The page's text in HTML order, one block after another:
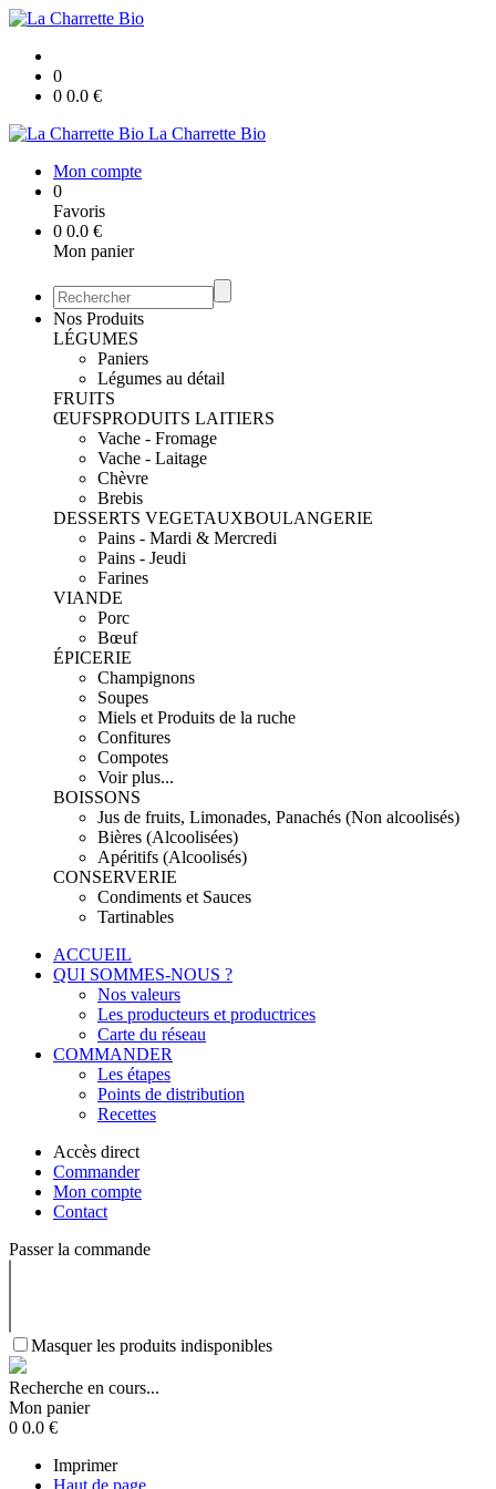
0
0 0.0 €
La Charrette Bio
Mon compte
0
Favoris
0 0.0 €
Mon panier
Nos Produits
LÉGUMES
Paniers
Légumes au détail
FRUITS
ŒUFSPRODUITS LAITIERS
Vache - Fromage
Vache - Laitage
Chèvre
Brebis
DESSERTS VEGETAUXBOULANGERIE
Pains - Mardi & Mercredi
Pains - Jeudi
Farines
VIANDE
Porc
Bœuf
ÉPICERIE
Champignons
Soupes
Miels et Produits de la ruche
Confitures
Compotes
Voir plus...
BOISSONS
Jus de fruits, Limonades, Panachés (Non alcoolisés)
Bières (Alcoolisées)
Apéritifs (Alcoolisés)
CONSERVERIE
Condiments et Sauces
Tartinables
ACCUEIL
QUI SOMMES-NOUS ?
Nos valeurs
Les producteurs et productrices
Carte du réseau
COMMANDER
Les étapes
Points de distribution
Recettes
Accès direct
Commander
Mon compte
Contact
Passer la commande
Masquer les produits indisponibles
Recherche en cours...
Mon panier
0 0.0 €
Imprimer
Haut de page